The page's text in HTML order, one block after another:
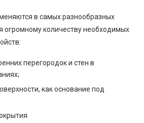
в самых разнообразных
огромному количеству необходимых
перегородок и стен в
как основание под